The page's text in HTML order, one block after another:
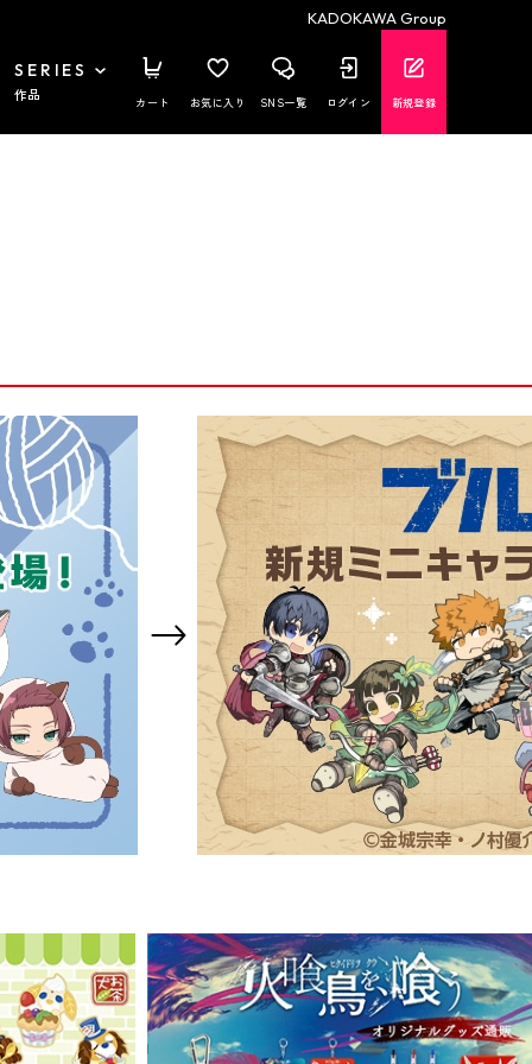
KADOKAWA Group
SERIES
作品 カート お気に入り SNS一覧 ログイン 新規登録